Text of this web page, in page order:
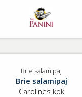
Brie salamipaj
Brie salamipaj
Carolines kök